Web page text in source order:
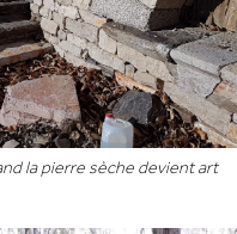
la pierre sèche devient art